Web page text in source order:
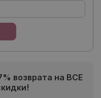
возврата на ВСЕ